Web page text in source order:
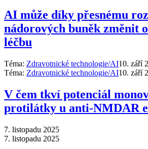
AI může díky přesnému
nádorových buněk změnit
léčbu
Téma: Zdravotnické technologie/AI10. září
Téma: Zdravotnické technologie/AI10. září
V čem tkví potenciál
protilátky u anti-NMDAR
7. listopadu 2025
7. listopadu 2025